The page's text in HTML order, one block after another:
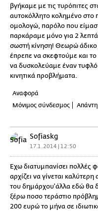
βγήκαμε με τις τυρόπιτες
αυτοκόλλητο κολημένο
ομολογώ, παρόλο που
παρκάραμε μόνο για 2
σωστή κίνηση! Θεωρώ άδικο
έπρεπε να σκεφτούμε και το
να δυσκολεύαμε έναν
κινητικά προβλήματα.
Αναφορά
Μόνιμος σύνδεσμος
Sofiaskg
17.1.2014 | 12:50
Έχω διατυμπανίσει πολλές
αρχίζει να γίνεται
του δημάρχου'άλλα εδώ θα
ξέρω ποσο τεράστιο
200 ευρώ το μήνα σε